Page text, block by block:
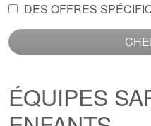
DES OFFRES
ÉQUIPES